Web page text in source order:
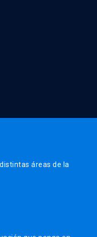
áreas de la